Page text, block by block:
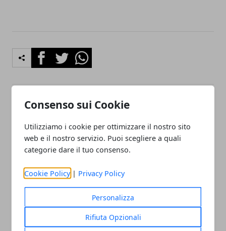
Consenso sui Cookie
Utilizziamo i cookie per ottimizzare il nostro sito
web e il nostro servizio. Puoi scegliere a quali
categorie dare il tuo consenso.
Cookie Policy | Privacy Policy
Personalizza
Rifiuta Opzionali
FacebookTwitterWhatsapp
Articolo Precedente
Alla scoperta di una
regione unica: la Basilicata
Le porte interne delle
vostre case: scegliete il
vostro accesso perfetto
Redazione